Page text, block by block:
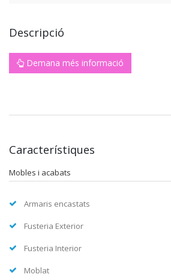
Descripció
Demana més informació
Característiques
Mobles i acabats
Armaris encastats
Fusteria Exterior
Fusteria Interior
Moblat